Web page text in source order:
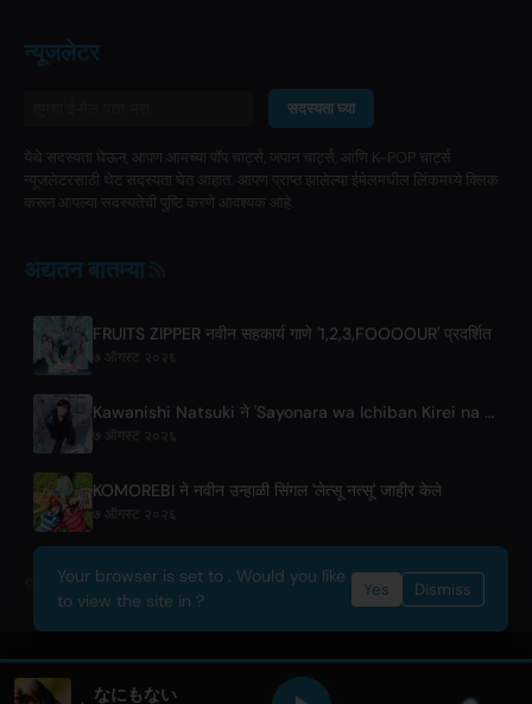
न्यूजलेटर
सदस्यता घ्या
येथे सदस्यता घेऊन, आपण आमच्या पॉप चार्ट्स, जपान चार्ट्स, आणि K-POP चार्ट्स
न्यूजलेटरसाठी थेट सदस्यता घेत आहात. आपण प्राप्त झालेल्या ईमेलमधील लिंकमध्ये क्लिक
करून आपल्या सदस्यतेची पुष्टि करणे आवश्यक आहे.
अद्यतन बातम्या
FRUITS ZIPPER नवीन सहकार्य गाणे '1,2,3,FOOOOUR' प्रदर्शित
७ ऑगस्ट २०२६
Kawanishi Natsuki ने 'Sayonara wa Ichiban Kirei na Atashi de' डिजिटल सिंगल प्रकाशित केले
७ ऑगस्ट २०२६
KOMOREBI ने नवीन उन्हाळी सिंगल 'लेत्सू नत्सू' जाहीर केले
७ ऑगस्ट २०२६
© 2026 OnlyHit. All rights reserved. - Metadata provided byACRCloud
なにもない
Your browser is set to . Would you like
to view the site in ?
Yes Dismiss